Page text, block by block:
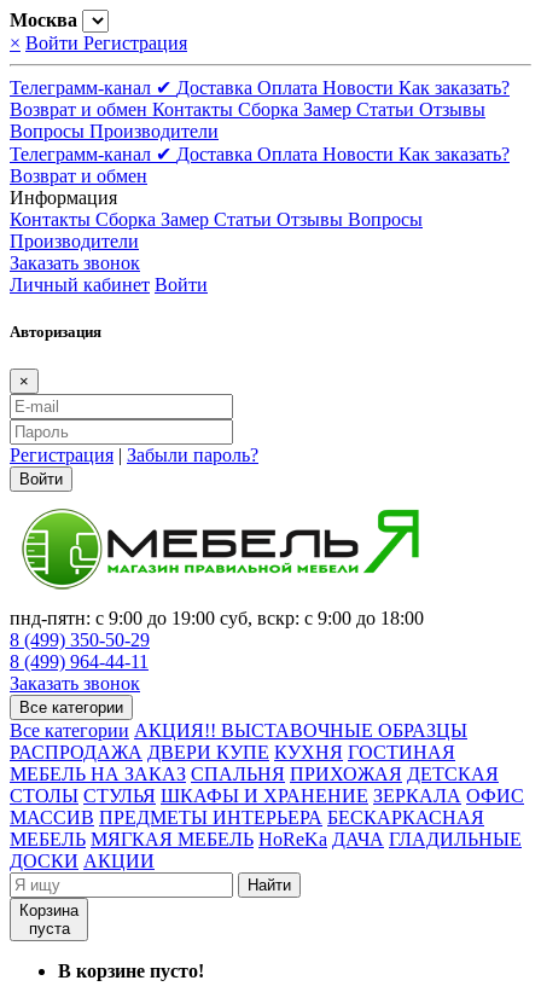
Москва
× Войти Регистрация
Телеграмм-канал ✔ Доставка Оплата Новости Как заказать?
Возврат и обмен Контакты Сборка Замер Статьи Отзывы
Вопросы Производители
Телеграмм-канал ✔ Доставка Оплата Новости Как заказать?
Возврат и обмен
Информация
Контакты Сборка Замер Статьи Отзывы Вопросы
Производители
Заказать звонок
Личный кабинет Войти
Авторизация
×
Регистрация | Забыли пароль?
Войти
пнд-пятн: с 9:00 до 19:00 суб, вскр: с 9:00 до 18:00
8 (499) 350-50-29
8 (499) 964-44-11
Заказать звонок
Все категории
Все категории АКЦИЯ!! ВЫСТАВОЧНЫЕ ОБРАЗЦЫ
РАСПРОДАЖА ДВЕРИ КУПЕ КУХНЯ ГОСТИНАЯ
МЕБЕЛЬ НА ЗАКАЗ СПАЛЬНЯ ПРИХОЖАЯ ДЕТСКАЯ
СТОЛЫ СТУЛЬЯ ШКАФЫ И ХРАНЕНИЕ ЗЕРКАЛА ОФИС
МАССИВ ПРЕДМЕТЫ ИНТЕРЬЕРА БЕСКАРКАСНАЯ
МЕБЕЛЬ МЯГКАЯ МЕБЕЛЬ HoReKa ДАЧА ГЛАДИЛЬНЫЕ
ДОСКИ АКЦИИ
Найти
Корзина
пуста
В корзине пусто!